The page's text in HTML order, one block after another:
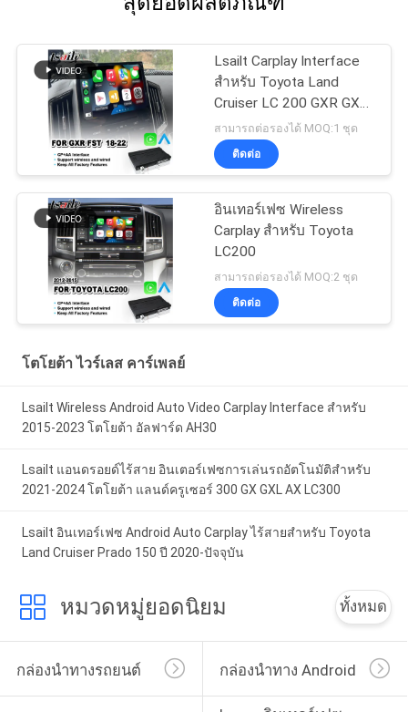
Lsailt Carplay Interface
สำหรับ Toyota Land
Cruiser LC 200 GXR GX-R
LC200 FST Host Radio ปี
2018-2022
สามารถต่อรองได้ MOQ:1 ชุด
ติดต่อ
อินเทอร์เฟซ Wireless
Carplay สำหรับ Toyota
LC200
สามารถต่อรองได้ MOQ:2 ชุด
ติดต่อ
โตโยต้า ไวร์เลส คาร์เพลย์
Lsailt Wireless Android Auto Video Carplay Interface สําหรับ
2015-2023 โตโยต้า อัลฟาร์ด AH30
Lsailt แอนดรอยด์ไร้สาย อินเตอร์เฟซการเล่นรถอัตโนมัติสําหรับ
2021-2024 โตโยต้า แลนด์ครูเซอร์ 300 GX GXL AX LC300
Lsailt อินเทอร์เฟซ Android Auto Carplay ไร้สายสำหรับ Toyota
Land Cruiser Prado 150 ปี 2020-ปัจจุบัน
หมวดหมู่ยอดนิยม ทั้งหมด
กล่องนำทางรถยนต์ กล่องนำทาง Android